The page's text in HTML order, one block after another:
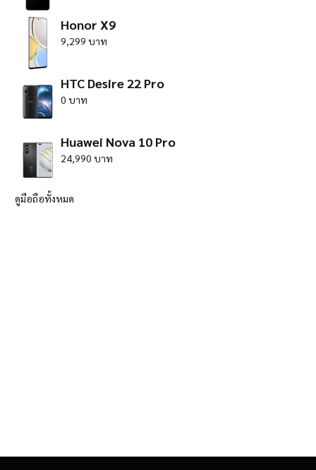
Honor X9
9,299 บาท
HTC Desire 22 Pro
0 บาท
Huawei Nova 10 Pro
24,990 บาท
ดูมือถือทั้งหมด